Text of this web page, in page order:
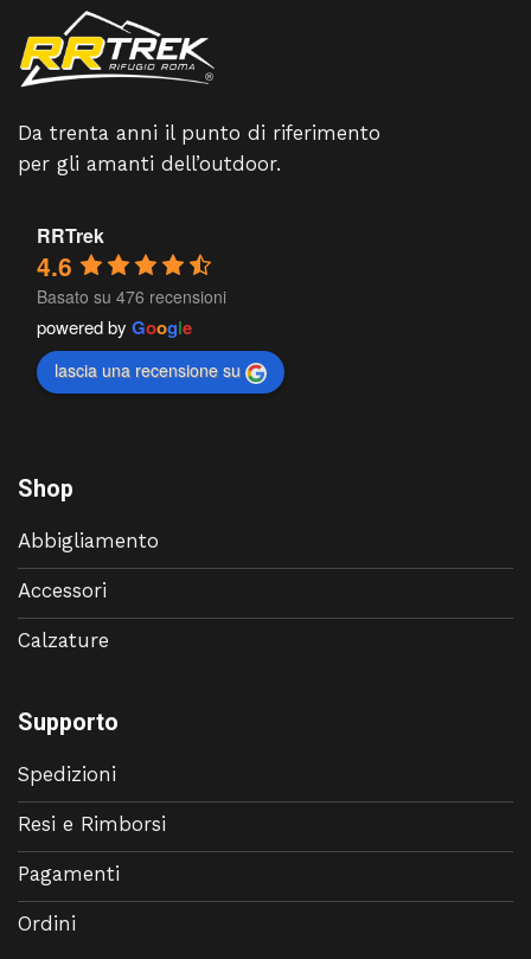
Da trenta anni il punto di riferimento
per gli amanti dell’outdoor.
RRTrek
4.6
Basato su 476 recensioni
powered by Google
lascia una recensione su
Shop
Abbigliamento
Accessori
Calzature
Supporto
Spedizioni
Resi e Rimborsi
Pagamenti
Ordini